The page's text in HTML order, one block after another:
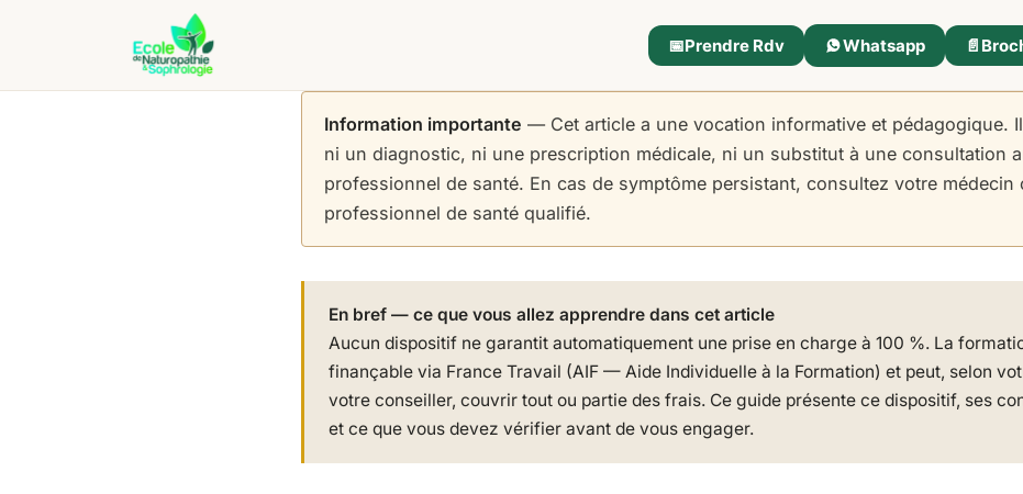
📅Prendre Rdv Whatsapp 📄
Information importante — Cet article a une vocation informative et pédagogique.
ni un diagnostic, ni une prescription médicale, ni un substitut à une consultation
professionnel de santé. En cas de symptôme persistant, consultez votre médecin
professionnel de santé qualifié.
En bref — ce que vous allez apprendre dans cet article
Aucun dispositif ne garantit automatiquement une prise en charge à 100 %. La
finançable via France Travail (AIF — Aide Individuelle à la Formation) et peut, selon
votre conseiller, couvrir tout ou partie des frais. Ce guide présente ce dispositif, ses
et ce que vous devez vérifier avant de vous engager.